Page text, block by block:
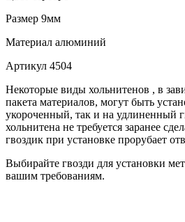
Размер 9мм
Материал алюминий
Артикул 4504
Некоторые виды хольнитенов , в
пакета материалов, могут быть
укороченный, так и на удлиненный
хольнитена не требуется заранее
гвоздик при установке прорубает
Выбирайте гвозди для установки
вашим требованиям.